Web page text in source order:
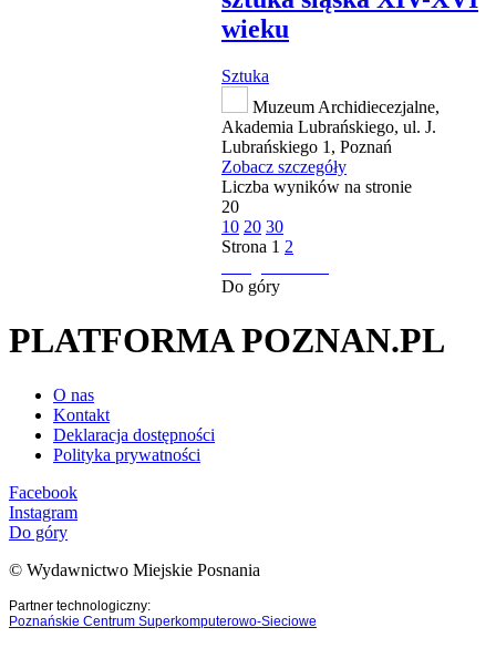
wieku
Sztuka
Muzeum Archidiecezjalne,
Akademia Lubrańskiego, ul. J.
Lubrańskiego 1, Poznań
Zobacz szczegóły
Liczba wyników na stronie
20
10 20 30
Strona 1 2
Do góry
PLATFORMA POZNAN.PL
O nas
Kontakt
Deklaracja dostępności
Polityka prywatności
Facebook
Instagram
Do góry
© Wydawnictwo Miejskie Posnania
Partner technologiczny:
Poznańskie Centrum Superkomputerowo-Sieciowe